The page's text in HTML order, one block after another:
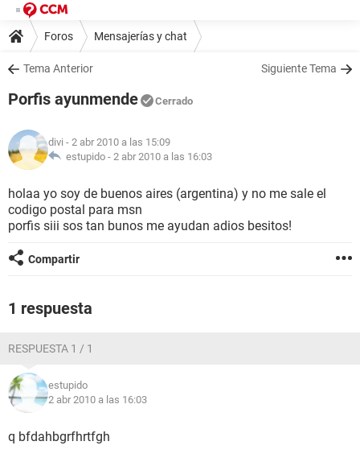
Foros Mensajerías y chat
Tema Anterior Siguiente Tema
Porfis ayunmende Cerrado
divi - 2 abr 2010 a las 15:09
estupido - 2 abr 2010 a las 16:03
holaa yo soy de buenos aires (argentina) y no me sale el
codigo postal para msn
porfis siii sos tan bunos me ayudan adios besitos!
Compartir
1 respuesta
RESPUESTA 1 / 1
estupido
2 abr 2010 a las 16:03
q bfdahbgrfhrtfgh